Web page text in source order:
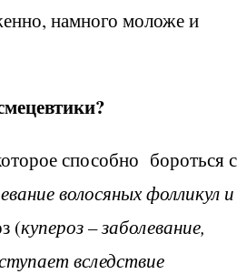
намного моложе и
способно бороться с
волосяных фолликул и
(купероз – заболевание,
вследствие